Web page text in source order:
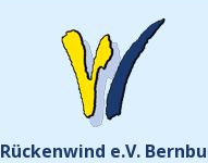
Rückenwind e.V.